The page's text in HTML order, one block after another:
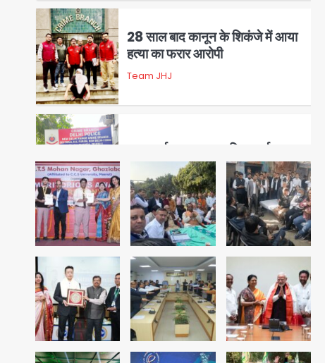
3
28 साल बाद कानून के शिकंजे में आया
हत्या का फरार आरोपी
Team JHJ
4
डबल मर्डर का मुख्य साजिशकर्ता
क्राइम ब्रांच के हत्थे
Team JHJ
5
रोहित चौधरी गैंग का कुख्यात बदमाश
राजस्थान से गिरफ्तार
Team JHJ